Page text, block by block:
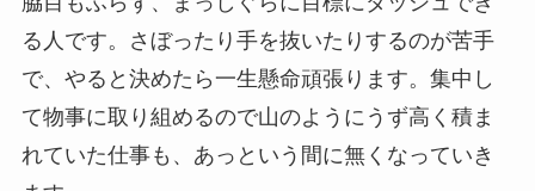
る人です。さぼったり手を抜いたりするのが苦手
で、やると決めたら一生懸命頑張ります。集中し
て物事に取り組めるので山のようにうず高く積ま
れていた仕事も、あっという間に無くなっていき